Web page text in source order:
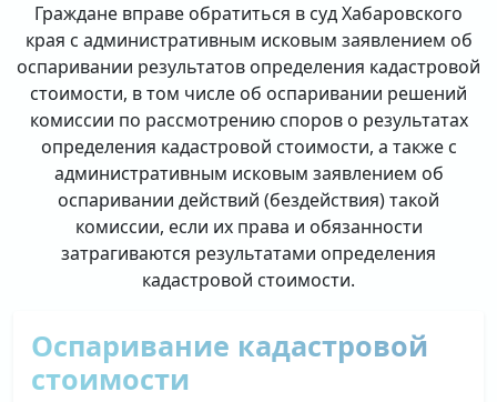
Граждане вправе обратиться в суд Хабаровского
края с административным исковым заявлением об
оспаривании результатов определения кадастровой
стоимости, в том числе об оспаривании решений
комиссии по рассмотрению споров о результатах
определения кадастровой стоимости, а также с
административным исковым заявлением об
оспаривании действий (бездействия) такой
комиссии, если их права и обязанности
затрагиваются результатами определения
кадастровой стоимости.
Оспаривание кадастровой
стоимости